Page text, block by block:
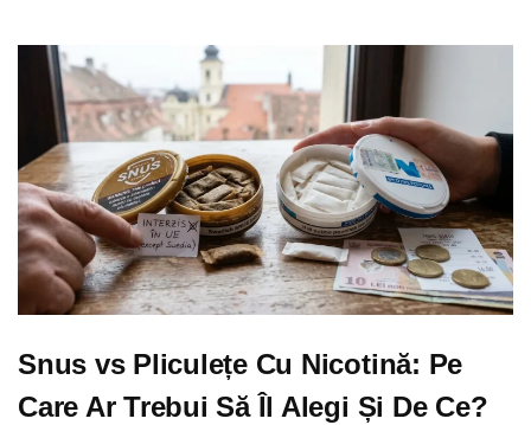
Snus vs Pliculețe Cu Nicotină: Pe
Care Ar Trebui Să Îl Alegi Și De Ce?